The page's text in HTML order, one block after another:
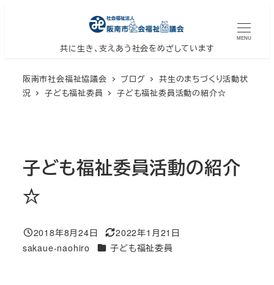
共に生き、支えあう社会をめざしています
MENU
阪南市社会福祉協議会 ブログ
共生のまちづくり活動状
況
子ども福祉委員 子ども福祉委員活動の紹介☆
子ども福祉委員活動の紹介
☆
投稿日
2018年8月24日
更新日
2022年1月21日
著
sakaue-naohiro カテゴリー
子ども福祉委員